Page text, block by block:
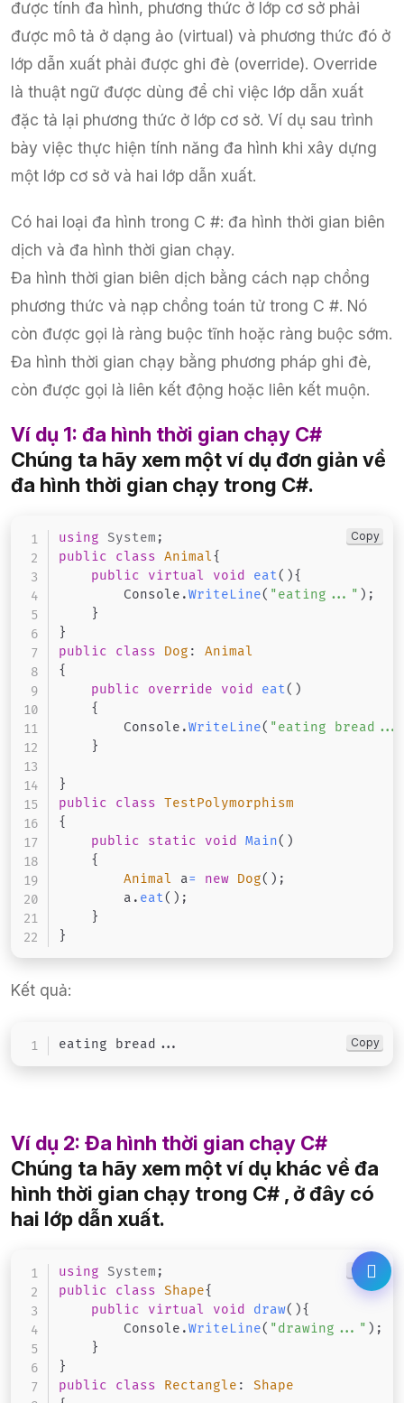
được tính đa hình, phương thức ở lớp cơ sở phải
được mô tả ở dạng ảo (virtual) và phương thức đó ở
lớp dẫn xuất phải được ghi đè (override). Override
là thuật ngữ được dùng để chỉ việc lớp dẫn xuất
đặc tả lại phương thức ở lớp cơ sở. Ví dụ sau trình
bày việc thực hiện tính năng đa hình khi xây dựng
một lớp cơ sở và hai lớp dẫn xuất.
Có hai loại đa hình trong C #: đa hình thời gian biên
dịch và đa hình thời gian chạy.
Đa hình thời gian biên dịch bằng cách nạp chồng
phương thức và nạp chồng toán tử trong C #. Nó
còn được gọi là ràng buộc tĩnh hoặc ràng buộc sớm.
Đa hình thời gian chạy bằng phương pháp ghi đè,
còn được gọi là liên kết động hoặc liên kết muộn.
Ví dụ 1: đa hình thời gian chạy C#
Chúng ta hãy xem một ví dụ đơn giản về
đa hình thời gian chạy trong C#.
using System ;
public
class Animal{
public
virtual void eat( ){
        Console
.WriteLine( "eating..." ) ;
}
}
public
class Dog :
Animal
{
public
override void eat( )
{
        Console
.WriteLine( "eating
}
}
public
class TestPolymorphism
{
public
static void Main( )
{
Animal
a= new Dog( ) ;
        a
. eat( ) ;
}
}
Copy
Kết quả:
eating bread ... Copy
Ví dụ 2: Đa hình thời gian chạy C#
Chúng ta hãy xem một ví dụ khác về đa
hình thời gian chạy trong C# , ở đây có
hai lớp dẫn xuất.
using System ;
public
class Shape{
public
virtual void draw( ){
        Console
.WriteLine( "drawing..." ) ;
}
}
public
class Rectangle :
Shape
Copy